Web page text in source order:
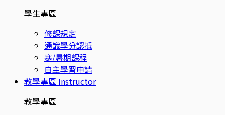
學生專區
修課規定
通識學分認抵
寒/暑期課程
自主學習申請
教學專區 Instructor
教學專區